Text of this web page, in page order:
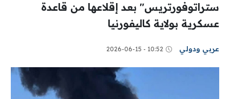
ستراتوفورتريس" بعد إقلاعها من قاعدة
عسكرية بولاية كاليفورنيا
عربي ودولي 10:52 - 2026-06-15